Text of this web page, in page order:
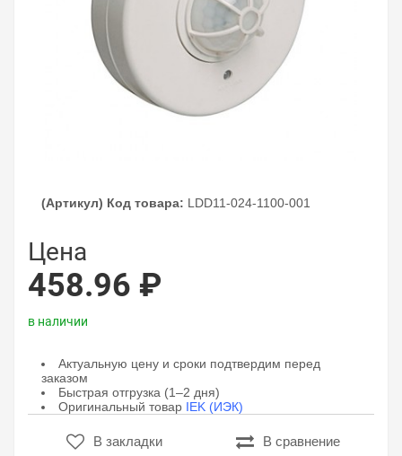
(Артикул) Код товара: LDD11-024-1100-001
Цена
458.96 ₽
в наличии
Актуальную цену и сроки подтвердим перед
заказом
Быстрая отгрузка (1–2 дня)
Оригинальный товар IEK (ИЭК)
В закладки В сравнение